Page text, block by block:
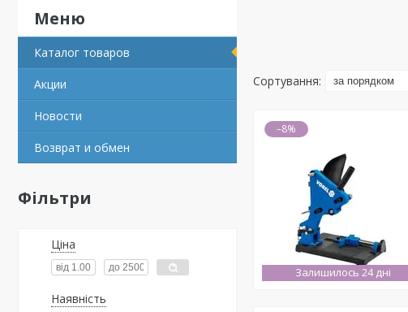
Каталог товаров
Акции
Новости
Возврат и обмен
Фільтри
Ціна
Наявність
–8%
Залишилось 24 дні